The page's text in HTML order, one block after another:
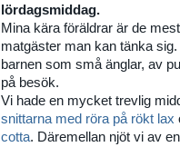
lördagsmiddag.
Mina kära föräldrar är de
matgäster man kan tänka
barnen som små änglar, av
på besök.
Vi hade en mycket trevlig
snittarna med röra på rökt lax
cotta. Däremellan njöt vi av